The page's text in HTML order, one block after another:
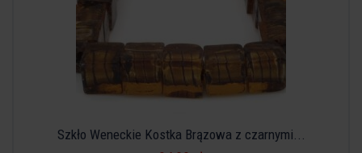
Szkło Weneckie Kostka Brązowa z czarnymi...